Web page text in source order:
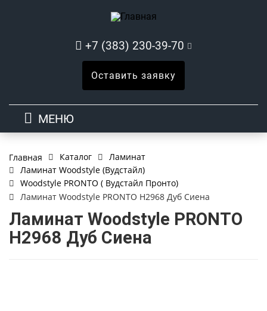
+7 (383) 230-39-70
Оставить заявку
МЕНЮ
Главная Каталог
Ламинат
Ламинат Woodstyle (Вудстайл)
Woodstyle PRONTO ( Вудстайл Пронто)
Ламинат Woodstyle PRONTO H2968 Дуб Сиена
Ламинат Woodstyle PRONTO
H2968 Дуб Сиена